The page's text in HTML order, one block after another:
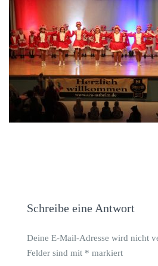
Schreibe eine Antwort
Deine E-Mail-Adresse wird nicht
Felder sind mit * markiert